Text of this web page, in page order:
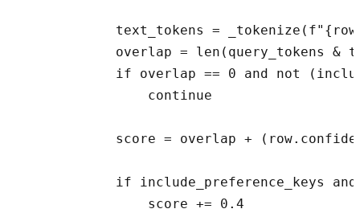
text_tokens =
overlap = len(query_tokens &
if overlap == 0 and not
                continue
score = overlap +
if include_preference_keys
                score += 0.4